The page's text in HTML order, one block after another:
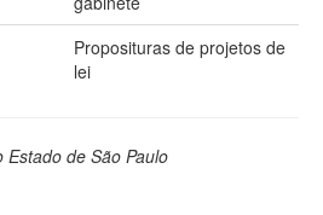
Proposituras de projetos de
lei
de São Paulo